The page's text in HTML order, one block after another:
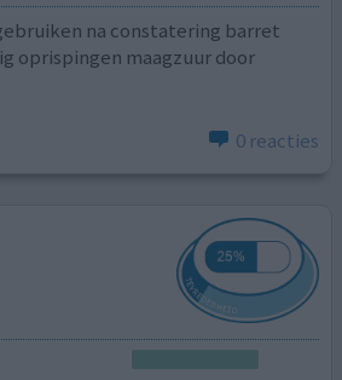
na constatering barret
oprispingen maagzuur door
0 reacties